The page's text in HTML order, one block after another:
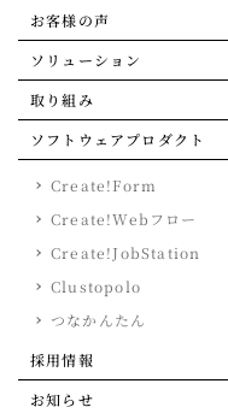
お客様の声
ソリューション
取り組み
ソフトウェアプロダクト
Create!Form
Create!Webフロー
Create!JobStation
Clustopolo
つなかんたん
採用情報
お知らせ